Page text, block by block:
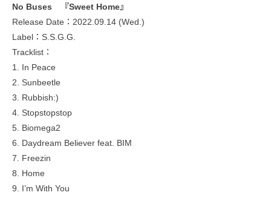
No Buses 『Sweet Home』
Release Date：2022.09.14 (Wed.)
Label：S.S.G.G.
Tracklist：
1. In Peace
2. Sunbeetle
3. Rubbish:)
4. Stopstopstop
5. Biomega2
6. Daydream Believer feat. BIM
7. Freezin
8. Home
9. I’m With You